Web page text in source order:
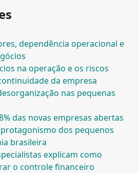
dependência operacional e
na operação e os riscos
da empresa
nas pequenas
das novas empresas abertas
dos pequenos
brasileira
explicam como
o controle financeiro